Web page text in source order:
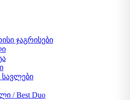
ჯაგრისები
/ Best Duo